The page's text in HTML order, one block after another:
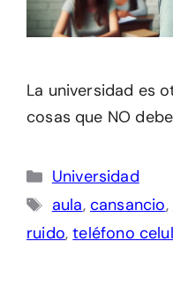
La universidad es
cosas que NO
Categorías
Universidad
Etiquetas
aula, cansancio,
ruido,teléfono